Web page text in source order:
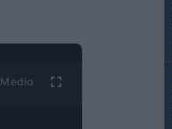
Media